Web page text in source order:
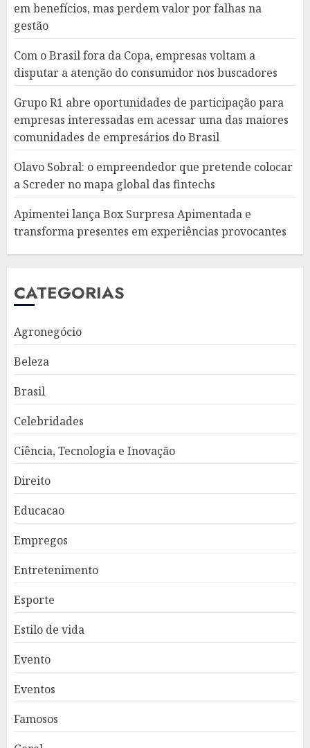
em benefícios, mas perdem valor por falhas na
gestão
Com o Brasil fora da Copa, empresas voltam a
disputar a atenção do consumidor nos buscadores
Grupo R1 abre oportunidades de participação para
empresas interessadas em acessar uma das maiores
comunidades de empresários do Brasil
Olavo Sobral: o empreendedor que pretende colocar
a Screder no mapa global das fintechs
Apimentei lança Box Surpresa Apimentada e
transforma presentes em experiências provocantes
CATEGORIAS
Agronegócio
Beleza
Brasil
Celebridades
Ciência, Tecnologia e Inovação
Direito
Educacao
Empregos
Entretenimento
Esporte
Estilo de vida
Evento
Eventos
Famosos